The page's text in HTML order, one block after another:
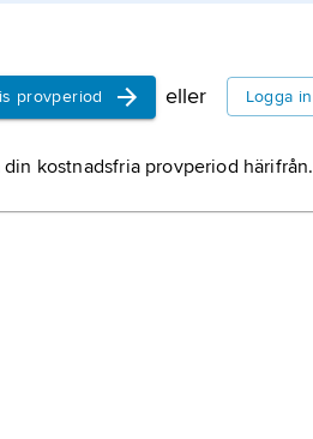
provperiod eller Logga in
din kostnadsfria provperiod härifrån.